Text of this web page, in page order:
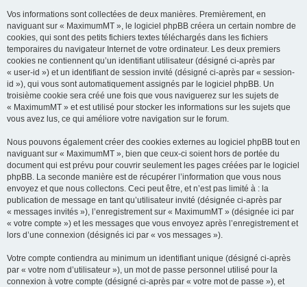
Vos informations sont collectées de deux manières. Premièrement, en
naviguant sur « MaximumMT », le logiciel phpBB créera un certain nombre de
cookies, qui sont des petits fichiers textes téléchargés dans les fichiers
temporaires du navigateur Internet de votre ordinateur. Les deux premiers
cookies ne contiennent qu’un identifiant utilisateur (désigné ci-après par
« user-id ») et un identifiant de session invité (désigné ci-après par « session-
id »), qui vous sont automatiquement assignés par le logiciel phpBB. Un
troisième cookie sera créé une fois que vous naviguerez sur les sujets de
« MaximumMT » et est utilisé pour stocker les informations sur les sujets que
vous avez lus, ce qui améliore votre navigation sur le forum.
Nous pouvons également créer des cookies externes au logiciel phpBB tout en
naviguant sur « MaximumMT », bien que ceux-ci soient hors de portée du
document qui est prévu pour couvrir seulement les pages créées par le logiciel
phpBB. La seconde manière est de récupérer l’information que vous nous
envoyez et que nous collectons. Ceci peut être, et n’est pas limité à : la
publication de message en tant qu’utilisateur invité (désignée ci-après par
« messages invités »), l’enregistrement sur « MaximumMT » (désignée ici par
« votre compte ») et les messages que vous envoyez après l’enregistrement et
lors d’une connexion (désignés ici par « vos messages »).
Votre compte contiendra au minimum un identifiant unique (désigné ci-après
par « votre nom d’utilisateur »), un mot de passe personnel utilisé pour la
connexion à votre compte (désigné ci-après par « votre mot de passe »), et